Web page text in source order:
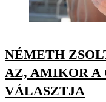
NÉMETH
AZ, AMIKOR A
VÁLASZTJA